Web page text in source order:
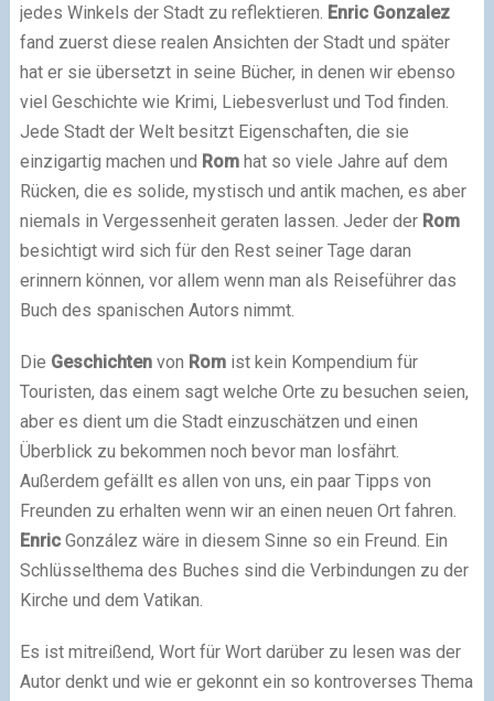
jedes Winkels der Stadt zu reflektieren. Enric Gonzalez
fand zuerst diese realen Ansichten der Stadt und später
hat er sie übersetzt in seine Bücher, in denen wir ebenso
viel Geschichte wie Krimi, Liebesverlust und Tod finden.
Jede Stadt der Welt besitzt Eigenschaften, die sie
einzigartig machen und Romhat so viele Jahre auf dem
Rücken, die es solide, mystisch und antik machen, es aber
niemals in Vergessenheit geraten lassen. Jeder der Rom
besichtigt wird sich für den Rest seiner Tage daran
erinnern können, vor allem wenn man als Reiseführer das
Buch des spanischen Autors nimmt.
Die Geschichtenvon Romist kein Kompendium für
Touristen, das einem sagt welche Orte zu besuchen seien,
aber es dient um die Stadt einzuschätzen und einen
Überblick zu bekommen noch bevor man losfährt.
Außerdem gefällt es allen von uns, ein paar Tipps von
Freunden zu erhalten wenn wir an einen neuen Ort fahren.
EnricGonzález wäre in diesem Sinne so ein Freund. Ein
Schlüsselthema des Buches sind die Verbindungen zu der
Kirche und dem Vatikan.
Es ist mitreißend, Wort für Wort darüber zu lesen was der
Autor denkt und wie er gekonnt ein so kontroverses Thema